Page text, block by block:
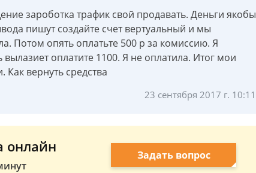
зароботка трафик свой продавать. Деньги якобы
пишут создайте счет вертуальный и мы
Потом опять оплатьте 500 р за комиссию. Я
оплатите 1100. Я не оплатила. Итог мои
вернуть средства
23 сентября 2017 г. 10:11
онлайн Задать вопрос